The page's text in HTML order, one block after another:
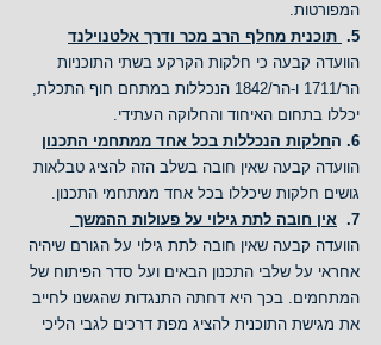
המפורטות.
5.
תוכנית מחלף הרב מכר ודרך אלטנוילנד
הוועדה קבעה כי חלקות הקרקע בשתי התוכניות
הר/1711 ו-הר/1842 הנכללות במתחם חוף התכלת,
יכללו בתחום האיחוד והחלוקה העתידי.
6. ה
חלקות הנכללות בכל אחד ממתחמי התכנון
הוועדה קבעה שאין חובה בשלב הזה להציג טבלאות
גושים חלקות שיכללו בכל אחד ממתחמי התכנון.
7.
אין חובה לתת גילוי על פעולות ההמשך
הוועדה קבעה שאין חובה לתת גילוי על הגורם שיהיה
אחראי על שלבי התכנון הבאים ועל סדר הפיתוח של
המתחמים. בכך היא דחתה התנגדות שהגשנו לחייב
את מגישת התוכנית להציג מפת דרכים לגבי הליכי